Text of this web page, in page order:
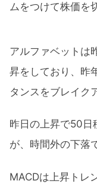
ムをつけて株価を
アルファベットは
昇をしており、昨
タンスをブレイク
昨日の上昇で50日
が、時間外の下落
MACDは上昇トレ